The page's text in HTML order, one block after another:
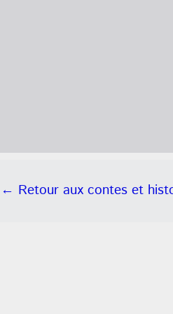
← Retour aux contes et